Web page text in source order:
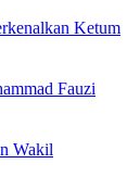
Ketum
Fauzi
Wakil